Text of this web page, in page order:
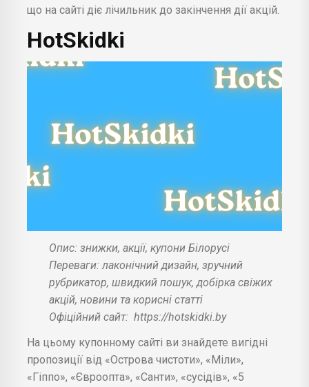
що на сайті діє лічильник до закінчення дії акцій.
HotSkidki
Опис: знижки, акції, купони Білорусі
Переваги: лаконічний дизайн, зручний
рубрикатор, швидкий пошук, добірка свіжих
акцій, новини та корисні статті
Офіційний сайт: https://hotskidki.by
На цьому купонному сайті ви знайдете вигідні
пропозиції від «Острова чистоти», «Міли»,
«Гіппо», «Євроопта», «Санти», «сусідів», «5